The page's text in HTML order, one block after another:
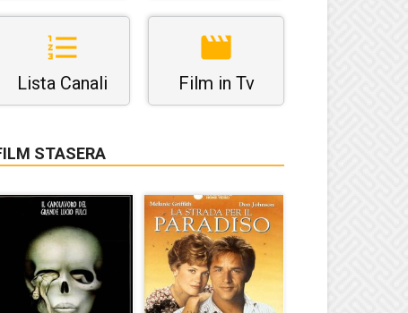
Lista Canali Film in Tv
STASERA